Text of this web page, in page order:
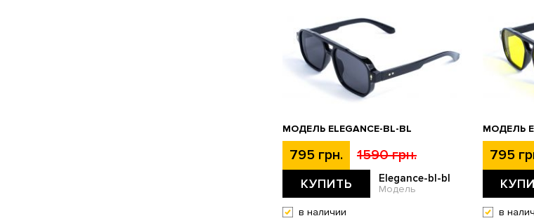
МОДЕЛЬ ELEGANCE-BL-BL
795 грн. 1590 грн.
КУПИТЬ Elegance-bl-bl
Модель
в наличии
МОДЕЛЬ
795
в